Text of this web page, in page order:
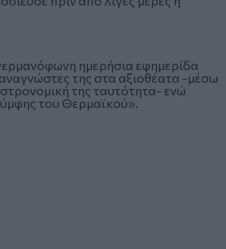
ημερήσια εφημερίδα
της στα αξιοθέατα -μέσω
της ταυτότητα- ενώ
του Θερμαϊκού».